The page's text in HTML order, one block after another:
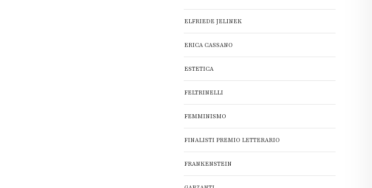
ELFRIEDE JELINEK
ERICA CASSANO
ESTETICA
FELTRINELLI
FEMMINISMO
FINALISTI PREMIO LETTERARIO
FRANKENSTEIN